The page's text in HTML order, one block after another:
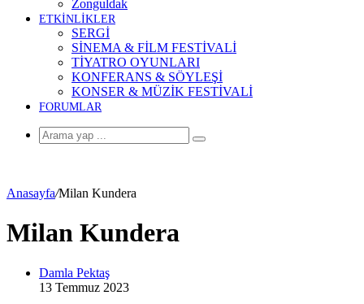
Zonguldak
ETKİNLİKLER
SERGİ
SİNEMA & FİLM FESTİVALİ
TİYATRO OYUNLARI
KONFERANS & SÖYLEŞİ
KONSER & MÜZİK FESTİVALİ
FORUMLAR
Arama
Anasayfa/Milan Kundera
Milan Kundera
Damla Pektaş
13 Temmuz 2023